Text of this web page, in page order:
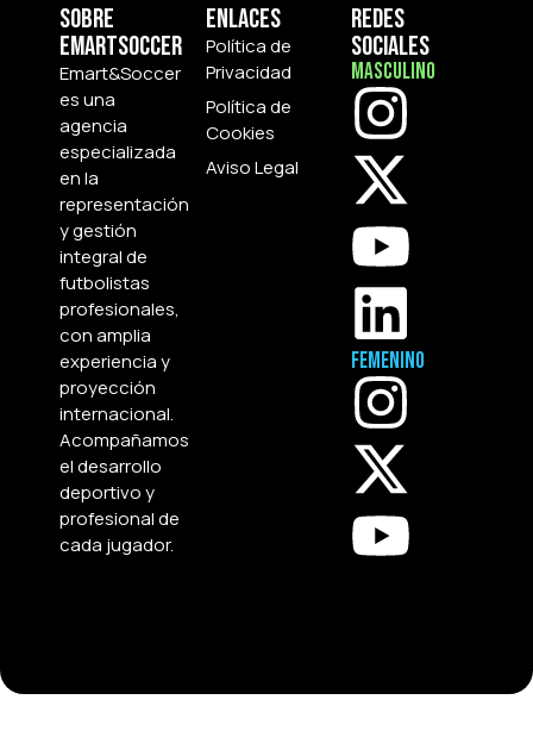
Sobre
Emartsoccer
Emart&Soccer
es una
agencia
especializada
en la
representación
y gestión
integral de
futbolistas
profesionales,
con amplia
experiencia y
proyección
internacional.
Acompañamos
el desarrollo
deportivo y
profesional de
cada jugador.
Enlaces
Política de
Privacidad
Política de
Cookies
Aviso Legal
Redes
Sociales
Masculino
Femenino